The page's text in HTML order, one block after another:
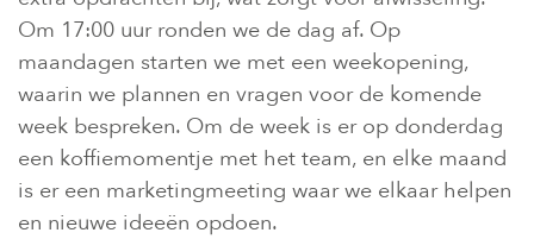
Om 17:00 uur ronden we de dag af. Op
maandagen starten we met een weekopening,
waarin we plannen en vragen voor de komende
week bespreken. Om de week is er op donderdag
een koffiemomentje met het team, en elke maand
is er een marketingmeeting waar we elkaar helpen
en nieuwe ideeën opdoen.